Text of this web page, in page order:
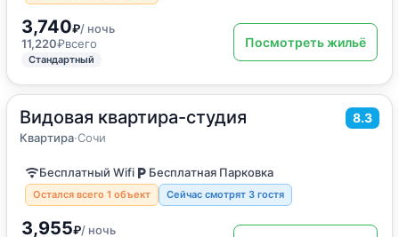
3,740₽/ ночь
11,220₽всего
Стандартный
Посмотреть жильё
Видовая квартира-студия 8.3
Квартира·Сочи
35м2·4 гостя
Квартира
Бесплатный Wifi Бесплатная Парковка
Остался всего 1 объект Сейчас смотрят 3 гостя
3,955₽/ ночь